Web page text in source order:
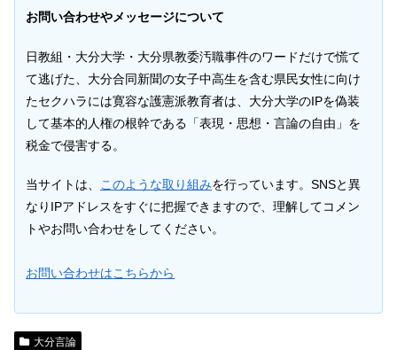
お問い合わせやメッセージについて
日教組・大分大学・大分県教委汚職事件のワードだけで慌て
て逃げた、大分合同新聞の女子中高生を含む県民女性に向け
たセクハラには寛容な護憲派教育者は、大分大学のIPを偽装
して基本的人権の根幹である「表現・思想・言論の自由」を
税金で侵害する。
当サイトは、 このような取り組みを行っています。SNSと異
なりIPアドレスをすぐに把握できますので、理解してコメン
トやお問い合わせをしてください。
お問い合わせはこちらから
大分言論